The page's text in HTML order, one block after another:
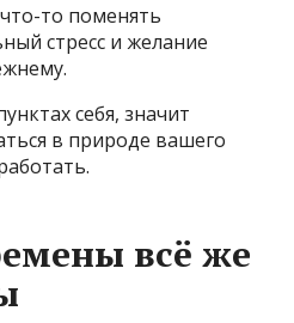
то поменять
стресс и желание
себя, значит
в природе вашего
всё же